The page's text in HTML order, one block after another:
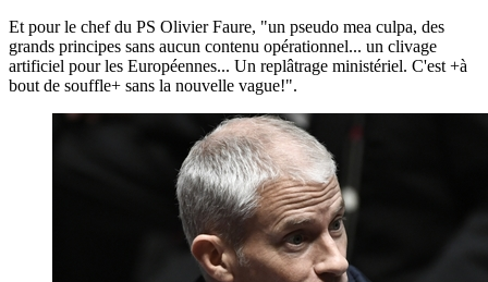
Et pour le chef du PS Olivier Faure, "un pseudo mea culpa, des
grands principes sans aucun contenu opérationnel... un clivage
artificiel pour les Européennes... Un replâtrage ministériel. C'est +à
bout de souffle+ sans la nouvelle vague!".